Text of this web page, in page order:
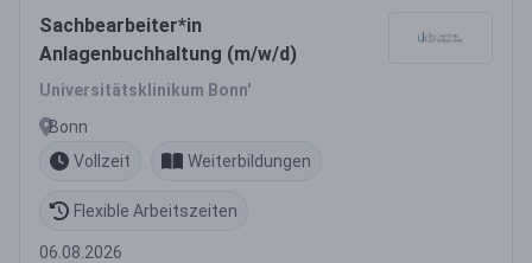
Sachbearbeiter*in
Anlagenbuchhaltung (m/w/d)
Universitätsklinikum Bonn'
Bonn
Vollzeit
Weiterbildungen
Flexible Arbeitszeiten
06.08.2026